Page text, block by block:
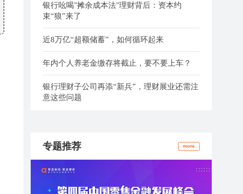
银行吆喝"摊余成本法"理财背后：资本约
束“狼”来了
近8万亿“超额储蓄”，如何循环起来
年内个人养老金缴存将截止，要不要上车？
银行理财子公司再添“新兵”，理财展业还需注
意这些问题
专题推荐 more